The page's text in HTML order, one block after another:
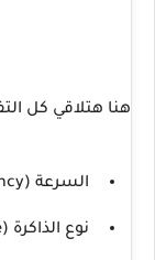
هنا هتلاقي كل
السرعة (Frequency).
نوع الذاكرة (Type).